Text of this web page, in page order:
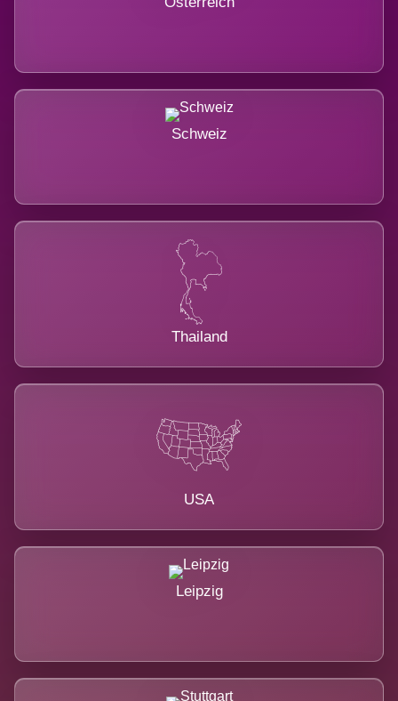
Schweiz
Thailand
USA
Leipzig